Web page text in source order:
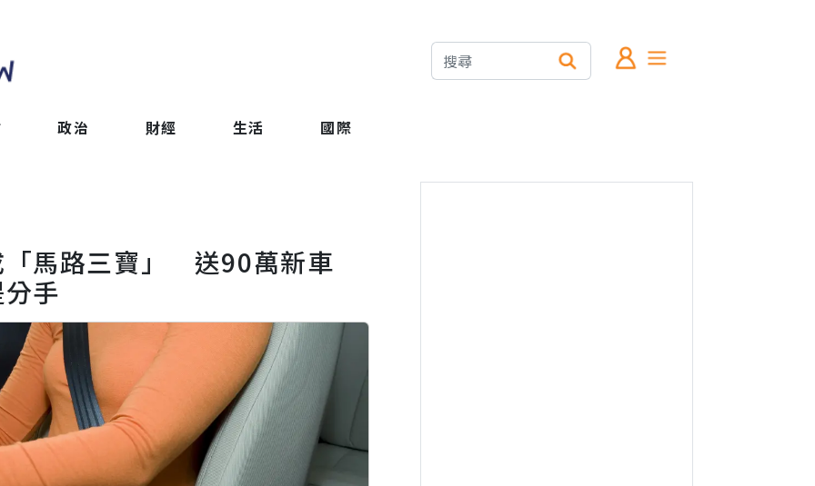
政治 財經 生活 國際
「馬路三寶」 送90萬新車
手